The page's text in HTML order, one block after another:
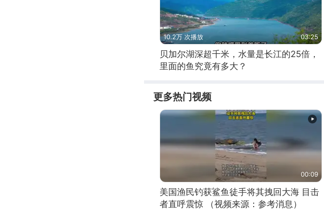
10.2万 次播放 03:25
贝加尔湖深超千米，水量是长江的25倍，
里面的鱼究竟有多大？
更多热门视频
00:09
美国渔民钓获鲨鱼徒手将其拽回大海 目击
者直呼震惊 （视频来源：参考消息）